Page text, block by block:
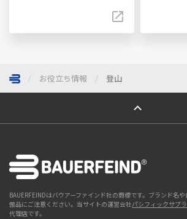
お役立ち情報 登山
ページトップへ
BAUERFEINDはバウアーファインド社の商標です。ブランド名
倣品にご注意ください。当サイトの運営会社パシフィックサプ
代理店です。